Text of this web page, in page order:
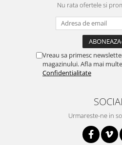
Nu rata ofertele si
Vreau sa primesc
magazinului. Afla mai
Confidentialitate
Urmareste-ne in